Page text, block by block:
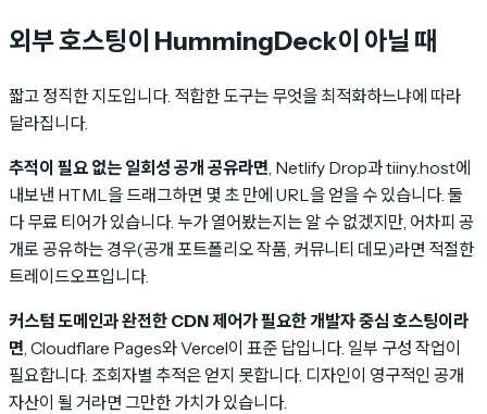
외부 호스팅이 HummingDeck이 아닐 때
짧고 정직한 지도입니다. 적합한 도구는 무엇을 최적화하느냐에 따라
달라집니다.
추적이 필요 없는 일회성 공개 공유라면, Netlify Drop과 tiiny.host에
내보낸 HTML을 드래그하면 몇 초 만에 URL을 얻을 수 있습니다. 둘
다 무료 티어가 있습니다. 누가 열어봤는지는 알 수 없겠지만, 어차피 공
개로 공유하는 경우(공개 포트폴리오 작품, 커뮤니티 데모)라면 적절한
트레이드오프입니다.
커스텀 도메인과 완전한 CDN 제어가 필요한 개발자 중심 호스팅이라
면 , Cloudflare Pages와 Vercel이 표준 답입니다. 일부 구성 작업이
필요합니다. 조회자별 추적은 얻지 못합니다. 디자인이 영구적인 공개
자산이 될 거라면 그만한 가치가 있습니다.